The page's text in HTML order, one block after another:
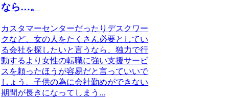
なら…。
カスタマーセンターだったりデスクワー
クなど、女の人をたくさん必要としてい
る会社を探したいと言うなら、独力で行
動するより女性の転職に強い支援サービ
スを頼ったほうが容易だと言っていいで
しょう。子供の為に会社勤めができない
期間が長きになってしまう...